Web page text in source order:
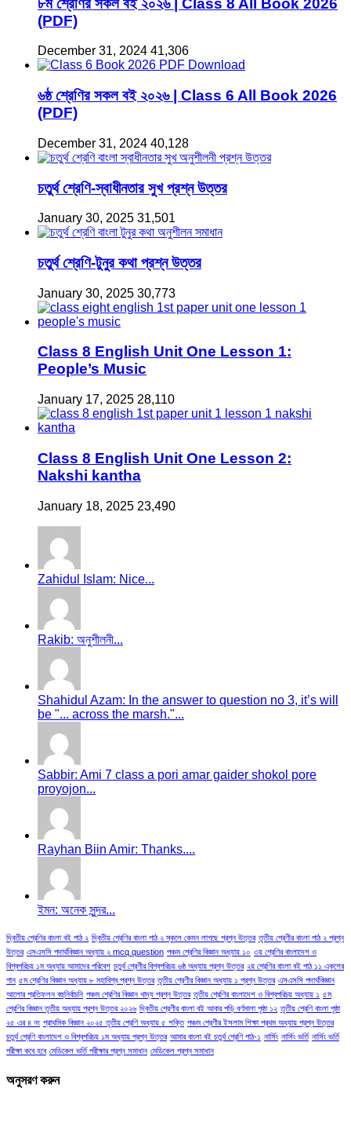
(PDF)
December 31, 2024 41,306
৬ষ্ঠ শ্রেণির সকল বই ২০২৬ | Class 6 All Book 2026
(PDF)
December 31, 2024 40,128
চতুর্থ শ্রেণি-স্বাধীনতার সুখ প্রশ্ন উত্তর
January 30, 2025 31,501
চতুর্থ শ্রেণি-টুনুর কথা প্রশ্ন উত্তর
January 30, 2025 30,773
Class 8 English Unit One Lesson 1:
People’s Music
January 17, 2025 28,110
Class 8 English Unit One Lesson 2:
Nakshi kantha
January 18, 2025 23,490
Zahidul Islam: Nice...
Rakib: অনুশীলনী...
Shahidul Azam: In the answer to question no 3, it’s will
be "... across the marsh."...
Sabbir: Ami 7 class a pori amar gaider shokol pore
proyojon...
Rayhan Biin Amir: Thanks....
ইমন: অনেক সুন্দর...
দ্বিতীয় শ্রেণির বাংলা বই পাঠ ২ দ্বিতীয় শ্রেণির বাংলা পাঠ ২ স্কুলে কেমন লাগছে প্রশ্ন উত্তর তৃতীয় শ্রেণীর বাংলা পাঠ ২ প্রশ্ন
উত্তর এসএসসি পদার্থবিজ্ঞান অধ্যায় ২ mcq question পঞ্চম শ্রেণির বিজ্ঞান অধ্যায় ১০ ৩য় শ্রেণির বাংলাদেশ ও
বিশ্বপরিচয় ১ম অধ্যায় আমাদের পরিবেশ চতুর্থ শ্রেণীর বিশ্বপরিচয় ৬ষ্ঠ অধ্যায় প্রশ্ন উত্তর ২য় শ্রেণির বাংলা বই পাঠ ১১ একুশের
গান ৫ম শ্রেণির বিজ্ঞান অধ্যায় ৮ মহাবিশ্ব প্রশ্ন উত্তর তৃতীয় শ্রেণীর বিজ্ঞান অধ্যায় ১ প্রশ্ন উত্তর এসএসসি পদার্থবিজ্ঞান
আলোর প্রতিফলন বহুনির্বাচনি পঞ্চম শ্রেণির বিজ্ঞান খাদ্য প্রশ্ন উত্তর তৃতীয় শ্রেণির বাংলাদেশ ও বিশ্বপরিচয় অধ্যায় ১ ৫ম
শ্রেণির বিজ্ঞান তৃতীয় অধ্যায় প্রশ্ন উত্তর ২০২৬ দ্বিতীয় শ্রেণীর বাংলা বই আবার পড়ি বর্ণমালা পৃষ্ঠা ১২ তৃতীয় শ্রেণি বাংলা পৃষ্ঠা
২৫ এর ৪ নং প্রাথমিক বিজ্ঞান ২০২৫ তৃতীয় শ্রেণি অধ্যায় ৫ শক্তি পঞ্চম শ্রেণীর ইসলাম শিক্ষা প্রথম অধ্যায় প্রশ্ন উত্তর
চতুর্থ শ্রেণি বাংলাদেশ ও বিশ্বপরিচয় ১ম অধ্যায় প্রশ্ন উত্তর আমার বাংলা বই চতুর্থ শ্রেণি পাঠ-১ নার্সিং নার্সিং ভর্তি নার্সিং ভর্তি
পরীক্ষা কবে হবে মেডিকেল ভর্তি পরীক্ষার প্রশ্ন সমাধান মেডিকেল প্রশ্ন সমাধান
অনুসরণ করুন